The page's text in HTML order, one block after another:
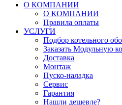
О КОМПАНИИ
О КОМПАНИИ
Правила оплаты
УСЛУГИ
Подбор котельного
Заказать Модульную
Доставка
Монтаж
Пуско-наладка
Сервис
Гарантия
Нашли дешевле?